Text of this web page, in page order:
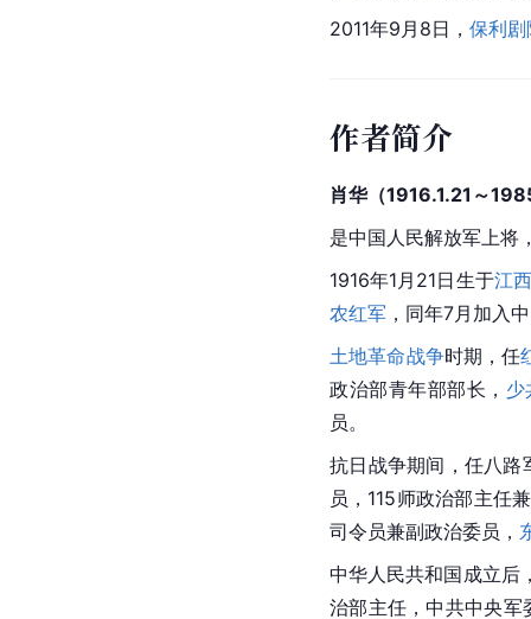
2011年9月8日， 保利剧
作者简介
肖华（1916.1.21～
是中国人民解放军上将
1916年1月21日生于江
农红军 ，同年7月加入
土地革命战争时期，任
政治部青年部部长， 少
员。
抗日战争期间，任八路
员，115师政治部主任
司令员兼副政治委员，
中华人民共和国成立后
治部主任，中共中央军